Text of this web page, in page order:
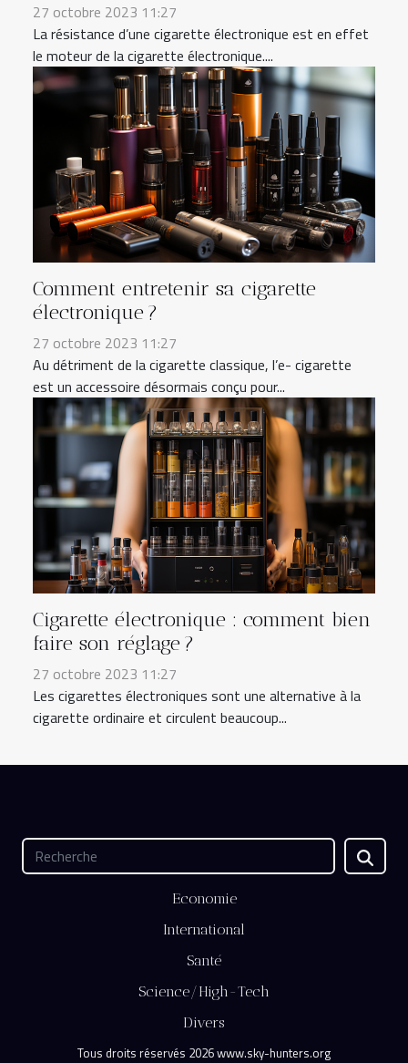
27 octobre 2023 11:27
La résistance d’une cigarette électronique est en effet
le moteur de la cigarette électronique....
Comment entretenir sa cigarette
électronique ?
27 octobre 2023 11:27
Au détriment de la cigarette classique, l’e- cigarette
est un accessoire désormais conçu pour...
Cigarette électronique : comment bien
faire son réglage ?
27 octobre 2023 11:27
Les cigarettes électroniques sont une alternative à la
cigarette ordinaire et circulent beaucoup...
Economie
International
Santé
Science/High-Tech
Divers
Tous droits réservés 2026 www.sky-hunters.org